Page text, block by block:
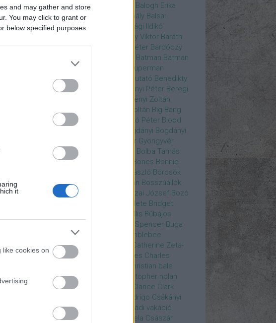
and may gather and store
You may click to grant or
below specified purposes
it
like cookies on
Baldurs Gate 3
Balogh Erika
Balogh Mix Stúdió
Balog Mihály Balsai
Mónika Bánfalvi Eszter
Bánsági Ildikó
Baradlay Viktor Baráth
István Barát Attia Barbinek Péter Bardóczy
Batman Batman
Superman ellen
Batman v Superman
Beetlejuice
bemutató Benedikty
Marcell
Benkő Péter Bercsényi Péter Beregi
Berzsenyi Zoltán
Bezerédi Zoltán Big Bang
Media Kft.
Blake Lively Blaskó Péter Blood
Bogdányi Bogdányi
Bognár Gyöngyvér
Bognár Tamás
Bolba Tamás
Boldog Gábor
Bones Bonnie
Borbély László Börcsök
Enikő Boros Zoltán Bor Zoltán Bosszúállók
Botár Endre
Bozai József Bozó
Brian élete Bridget
Bruce Willis Bűbájos
Bud Spencer Buga
bukott birodalom
Bumblebee
Cameron Diaz
Catherine Zeta-
Jones CD Projekt Red Charles Charles
christian bale
Christopher Eccleston
christopher nolan
Chris Hemsworth
Clarice Clark
Crespo Rodrigo Csákányi
Eszter Csákányi László
Családi vakáció
Csankó Zoltán
Császár Angela Császár